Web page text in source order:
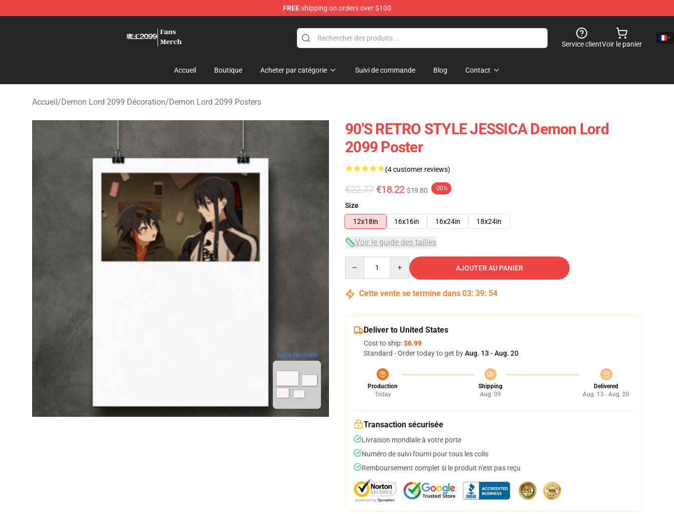
FREEshipping on orders over $100
Service clientVoir le panier
Accueil Boutique Acheter par catégorie Suivi de commande Blog Contact
Accueil/Demon Lord 2099 Décoration/Demon Lord 2099 Posters
blank template
90'S RETRO STYLE JESSICA Demon Lord
2099 Poster
(4 customer reviews)
€22.77 €18.22 $19.80 -20%
Size
12x18in
16x16in 16x24in 18x24in
Voir le guide des tailles
AJOUTER AU PANIER
Cette vente se termine dans 03: 39: 53
Deliver to United States
Cost to ship:$6.99
Standard - Order today to get byAug. 13 - Aug. 20
Production
Today
Shipping
Aug. 09
Delivered
Aug. 13 - Aug. 20
Transaction sécurisée
Livraison mondiale à votre porte
Numéro de suivi fourni pour tous les colis
Remboursement complet si le produit n'est pas reçu